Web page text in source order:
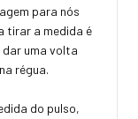
para nós
tirar a medida é
uma volta
régua.
do pulso,